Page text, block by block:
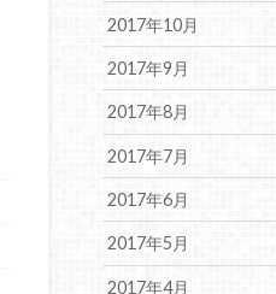
2017年10月
2017年9月
2017年8月
2017年7月
2017年6月
2017年5月
2017年4月